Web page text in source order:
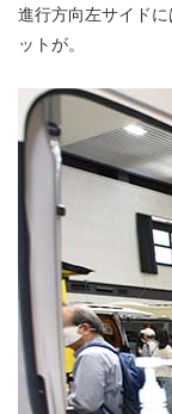
進行方向左サイド
ットが。